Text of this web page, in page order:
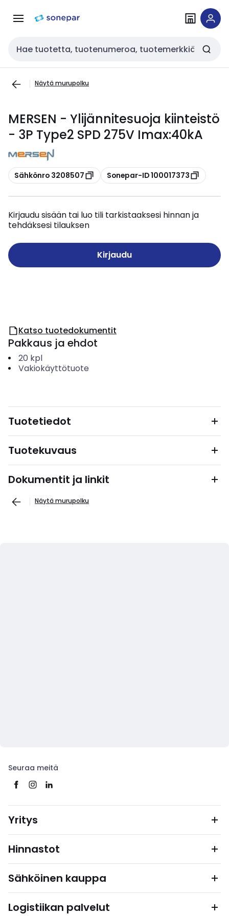
navigointiinsisältöön
Haku
Näytä murupolku
MERSEN - Ylijännitesuoja kiinteistö
- 3P Type2 SPD 275V Imax:40kA
Kopioi
Sähkönro 3208507 Kopioi
Sonepar-ID 100017373
Kirjaudu sisään tai luo tili tarkistaaksesi hinnan ja
tehdäksesi tilauksen
Kirjaudu
Katso tuotedokumentit
Pakkaus ja ehdot
20 kpl
Vakiokäyttötuote
Tuotetiedot
Tuotekuvaus
Dokumentit ja linkit
Näytä murupolku
Seuraa meitä
Yritys
Hinnastot
Sähköinen kauppa
Logistiikan palvelut